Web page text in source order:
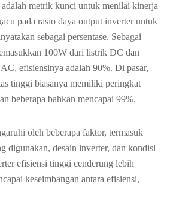
metrik kunci untuk menilai kinerja
pada rasio daya output inverter untuk
sebagai persentase. Sebagai
100W dari listrik DC dan
efisiensinya adalah 90%. Di pasar,
tinggi biasanya memiliki peringkat
beberapa bahkan mencapai 99%.
oleh beberapa faktor, termasuk
digunakan, desain inverter, dan kondisi
efisiensi tinggi cenderung lebih
keseimbangan antara efisiensi,